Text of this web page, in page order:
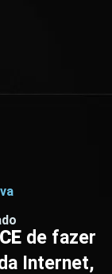
de fazer
Internet,